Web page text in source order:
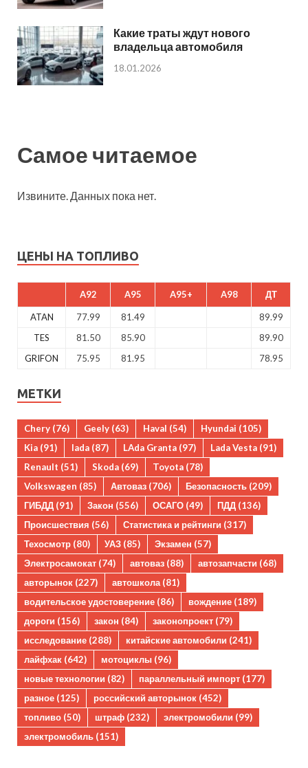
Какие траты ждут нового
владельца автомобиля
18.01.2026
Самое читаемое
Извините. Данных пока нет.
ЦЕНЫ НА ТОПЛИВО
A92 A95 A95+ A98 ДТ
ATAN 77.99 81.49
89.99
TES
81.50 85.90
89.90
GRIFON
75.95 81.95 78.95
МЕТКИ
Chery (76) Geely (63) Haval (54) Hyundai (105)
Kia (91) lada (87) LAda Granta (97) Lada Vesta (91)
Renault (51) Skoda (69) Toyota (78)
Volkswagen (85) Автоваз (706) Безопасность (209)
ГИБДД (91) Закон (556) ОСАГО (49) ПДД (136)
Происшествия (56) Статистика и рейтинги (317)
Техосмотр (80) УАЗ (85) Экзамен (57)
Электросамокат (74) автоваз (88) автозапчасти (68)
авторынок (227) автошкола(81)
водительское удостоверение (86) вождение (189)
дороги (156) закон (84) законопроект (79)
исследование (288) китайские автомобили (241)
лайфхак (642) мотоциклы (96)
новые технологии (82) параллельный импорт (177)
разное (125) российский авторынок (452)
топливо (50) штраф (232) электромобили (99)
электромобиль (151)